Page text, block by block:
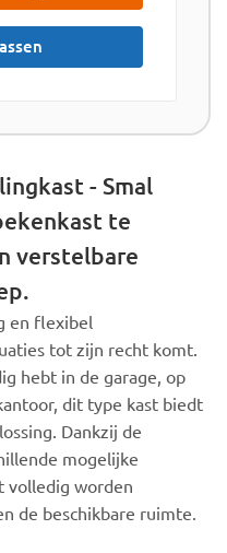
- Smal
te
verstelbare
en flexibel
tot zijn recht komt.
hebt in de garage, op
dit type kast biedt
Dankzij de
mogelijke
volledig worden
de beschikbare ruimte.